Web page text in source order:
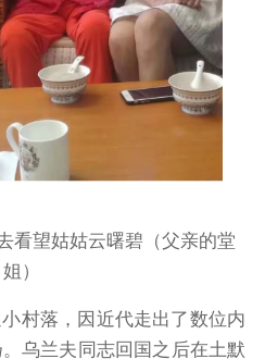
看望姑姑云曙碧（父亲的堂
姐）
村落，因近代走出了数位内
乌兰夫同志回国之后在土默